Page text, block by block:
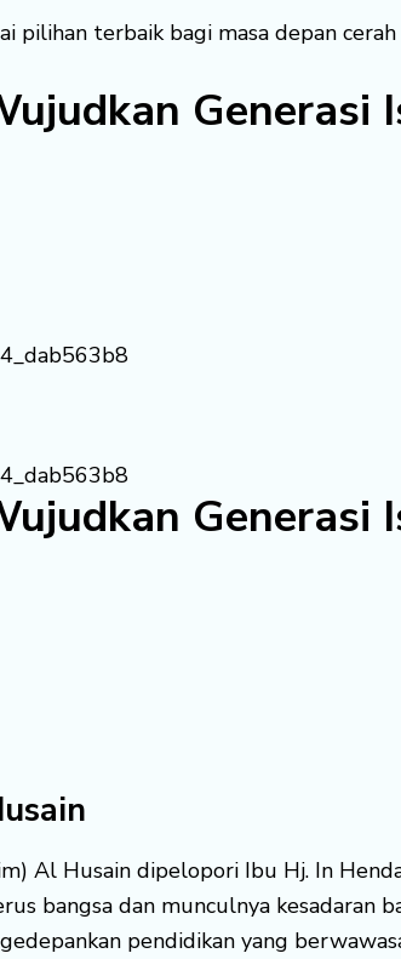
pilihan terbaik bagi masa depan
Generasi
Generasi
Al Husain dipelopori Ibu Hj. In
bangsa dan munculnya
pendidikan yang